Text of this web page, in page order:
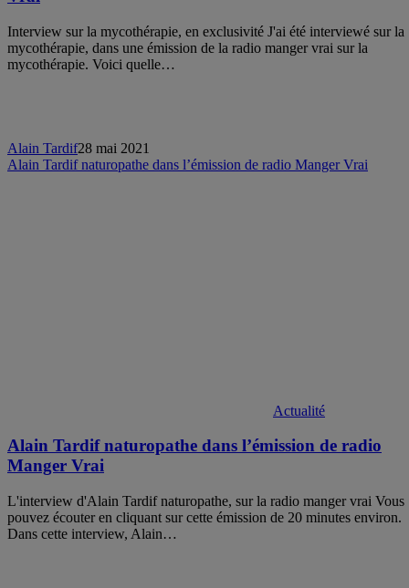
Interview sur la mycothérapie, en exclusivité J'ai été interviewé sur la
mycothérapie, dans une émission de la radio manger vrai sur la
mycothérapie. Voici quelle…
Alain Tardif28 mai 2021
Alain Tardif naturopathe dans l’émission de radio Manger Vrai
Actualité
Alain Tardif naturopathe dans l’émission de radio
Manger Vrai
L'interview d'Alain Tardif naturopathe, sur la radio manger vrai Vous
pouvez écouter en cliquant sur cette émission de 20 minutes environ.
Dans cette interview, Alain…